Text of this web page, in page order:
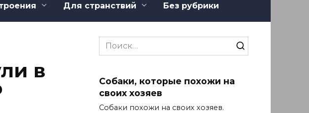
Для странствий Без рубрики
в
Search
for:
Собаки, которые похожи на
своих хозяев
Собаки похожи на своих хозяев.